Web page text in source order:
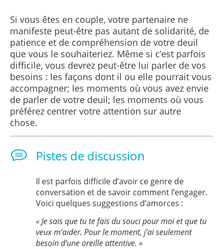
Si vous êtes en couple, votre partenaire ne
manifeste peut-être pas autant de solidarité, de
patience et de compréhension de votre deuil
que vous le souhaiteriez. Même si c’est parfois
difficile, vous devrez peut-être lui parler de vos
besoins : les façons dont il ou elle pourrait vous
accompagner; les moments où vous avez envie
de parler de votre deuil; les moments où vous
préférez centrer votre attention sur autre
chose.
Pistes de discussion
Il est parfois difficile d’avoir ce genre de
conversation et de savoir comment l’engager.
Voici quelques suggestions d’amorces :
« Je sais que tu te fais du souci pour moi et que tu
veux m’aider. Pour le moment, j’ai seulement
besoin d’une oreille attentive. »